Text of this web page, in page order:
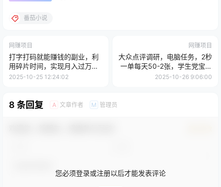
番茄小说
网赚项目
打字打码就能赚钱的副业，利
用碎片时间，实现月入过万，
简单的赚钱小副业
2025-10-25 12:24:02
网赚项目
大众点评调研，电脑任务，2秒
一单每天50-2张，学生党宝妈
首选
2025-10-26 9:06:00
8 条回复 A 文章作者 M 管理员
您必须登录或注册以后才能发表评论